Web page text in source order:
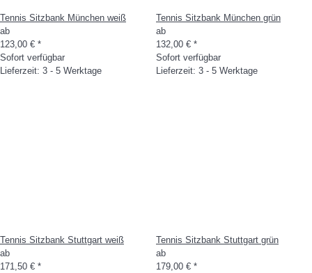
Tennis Sitzbank München weiß
ab
123,00 € *
Sofort verfügbar
Lieferzeit: 3 - 5 Werktage
Tennis Sitzbank München grün
ab
132,00 € *
Sofort verfügbar
Lieferzeit: 3 - 5 Werktage
Tennis Sitzbank Stuttgart weiß
ab
171,50 € *
Tennis Sitzbank Stuttgart grün
ab
179,00 € *